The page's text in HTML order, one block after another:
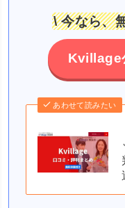
\ 今なら、
Kvillage
あわせて読みたい